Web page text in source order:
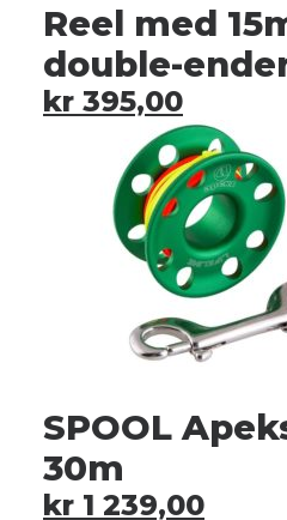
Reel med
double-
kr 395,00
SPOOL
30m
kr 1 239,00